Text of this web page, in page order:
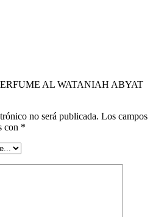
AL WATANIAH ABYAT
no será publicada. Los campos
con *